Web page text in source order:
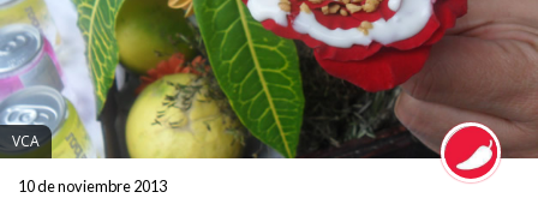
VCA
10 de noviembre 2013